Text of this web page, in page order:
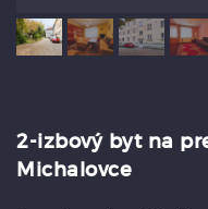
2-izbový byt na
Michalovce